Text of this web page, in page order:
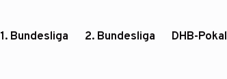
1. Bundesliga 2. Bundesliga DHB-Pokal